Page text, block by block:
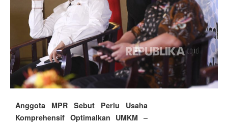
Anggota MPR Sebut Perlu Usaha
Komprehensif Optimalkan UMKM –